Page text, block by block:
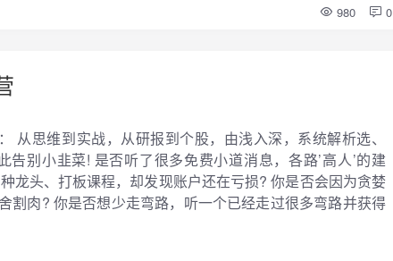
980 0
从思维到实战，从研报到个股，由浅入深，系统解析选、
别小韭菜! 是否听了很多免费小道消息，各路’高人’的建
龙头、打板课程，却发现账户还在亏损? 你是否会因为贪婪
割肉? 你是否想少走弯路，听一个已经走过很多弯路并获得